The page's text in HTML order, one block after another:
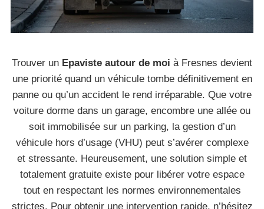
Trouver un Epaviste autour de moi à Fresnes devient
une priorité quand un véhicule tombe définitivement en
panne ou qu’un accident le rend irréparable. Que votre
voiture dorme dans un garage, encombre une allée ou
soit immobilisée sur un parking, la gestion d’un
véhicule hors d’usage (VHU) peut s’avérer complexe
et stressante. Heureusement, une solution simple et
totalement gratuite existe pour libérer votre espace
tout en respectant les normes environnementales
strictes. Pour obtenir une intervention rapide, n’hésitez